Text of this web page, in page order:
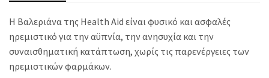
Η Bαλεριάνα της Ηealth Aid είναι φυσικό και ασφαλές
ηρεμιστικό για την αϋπνία, την ανησυχία και την
συναισθηματική κατάπτωση, χωρίς τις παρενέργειες των
ηρεμιστικών φαρμάκων.